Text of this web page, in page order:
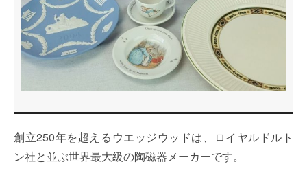
創立250年を超えるウエッジウッドは、ロイヤルドルト
ン社と並ぶ世界最大級の陶磁器メーカーです。